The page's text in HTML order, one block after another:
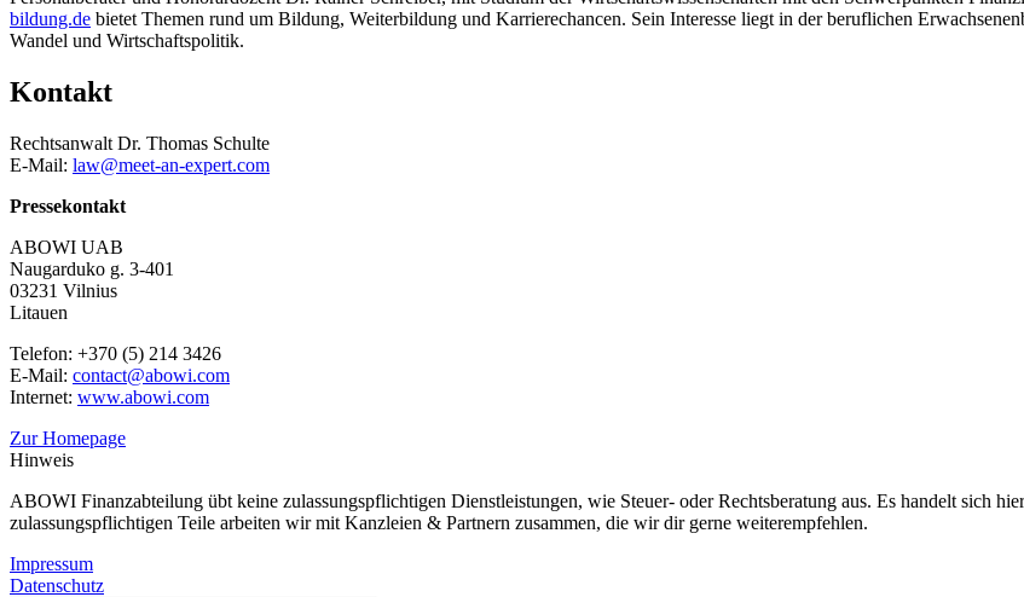
bildung.de bietet Themen rund um Bildung, Weiterbildung und Karrierechancen. Sein Interesse liegt in der beruflichen
Wandel und Wirtschaftspolitik.
Kontakt
Rechtsanwalt Dr. Thomas Schulte
E-Mail: law@meet-an-expert.com
Pressekontakt
ABOWI UAB
Naugarduko g. 3-401
03231 Vilnius
Litauen
Telefon: +370 (5) 214 3426
E-Mail: contact@abowi.com
Internet: www.abowi.com
Zur Homepage
Hinweis
ABOWI Finanzabteilung übt keine zulassungspflichtigen Dienstleistungen, wie Steuer- oder Rechtsberatung aus. Es handelt sich
zulassungspflichtigen Teile arbeiten wir mit Kanzleien & Partnern zusammen, die wir dir gerne weiterempfehlen.
Impressum
Datenschutz